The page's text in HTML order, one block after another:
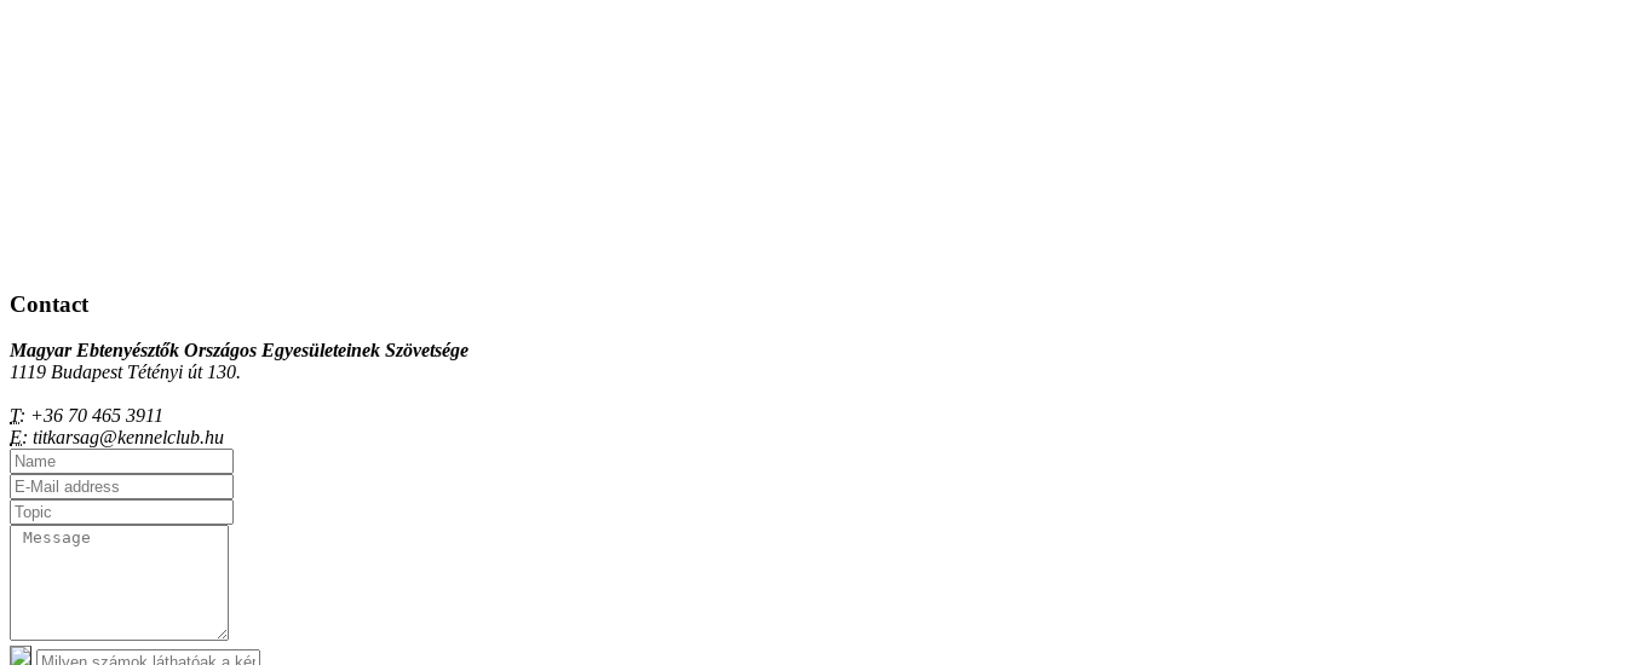
Contact
Magyar Ebtenyésztők Országos Egyesületeinek Szövetsége
1119 Budapest Tétényi út 130.
T: +36 70 465 3911
E: titkarsag@kennelclub.hu